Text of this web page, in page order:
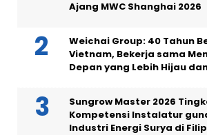
Ajang MWC Shanghai 2026
Weichai Group: 40 Tahun
Vietnam, Bekerja sama
Depan yang Lebih Hijau
Sungrow Master 2026
Kompetensi Instalatur
Industri Energi Surya di